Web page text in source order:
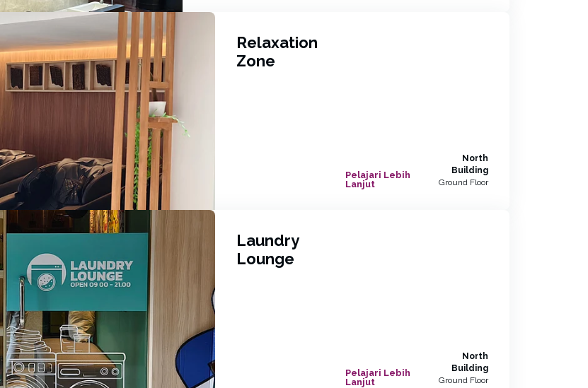
Relaxation
Zone
Pelajari Lebih
Lanjut
North
Building
Ground Floor
Laundry
Lounge
Pelajari Lebih
Lanjut
North
Building
Ground Floor